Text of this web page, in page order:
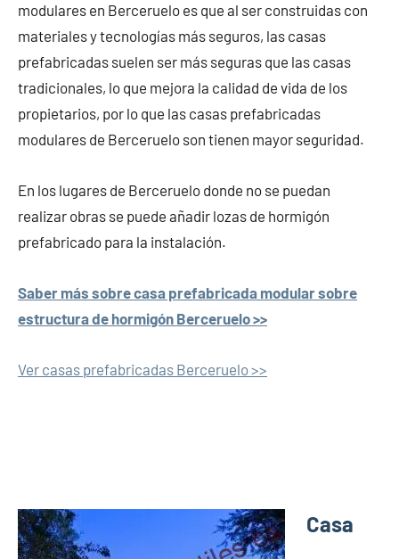
modulares en Berceruelo es que al ser construidas con
materiales y tecnologías más seguros, las casas
prefabricadas suelen ser más seguras que las casas
tradicionales, lo que mejora la calidad de vida de los
propietarios, por lo que las casas prefabricadas
modulares de Berceruelo son tienen mayor seguridad.
En los lugares de Berceruelo donde no se puedan
realizar obras se puede añadir lozas de hormigón
prefabricado para la instalación.
Saber más sobre casa prefabricada modular sobre
estructura de hormigón Berceruelo >>
Ver casas prefabricadas Berceruelo >>
Casa